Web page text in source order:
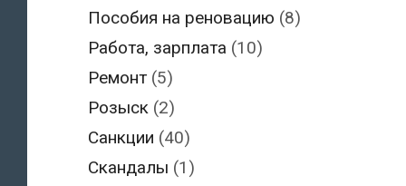
Пособия на реновацию (8)
Работа, зарплата (10)
Ремонт (5)
Розыск (2)
Санкции (40)
Скандалы (1)